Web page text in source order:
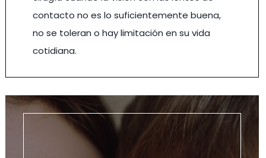
contacto no es lo suficientemente buena,
no se toleran o hay limitación en su vida
cotidiana.